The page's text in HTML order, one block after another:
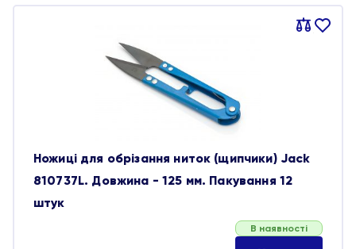
Порівняти
В
Ножиці для обрізання ниток (щипчики) Jack
810737L. Довжина - 125 мм. Пакування 12
штук
В наявності